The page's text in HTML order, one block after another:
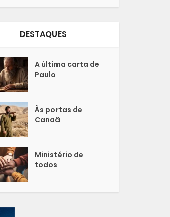
DESTAQUES
A última carta de
Paulo
Às portas de
Canaã
Ministério de
todos